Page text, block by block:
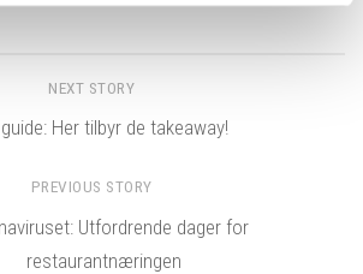
NEXT STORY
Her tilbyr de takeaway!
PREVIOUS STORY
Utfordrende dager for
restaurantnæringen